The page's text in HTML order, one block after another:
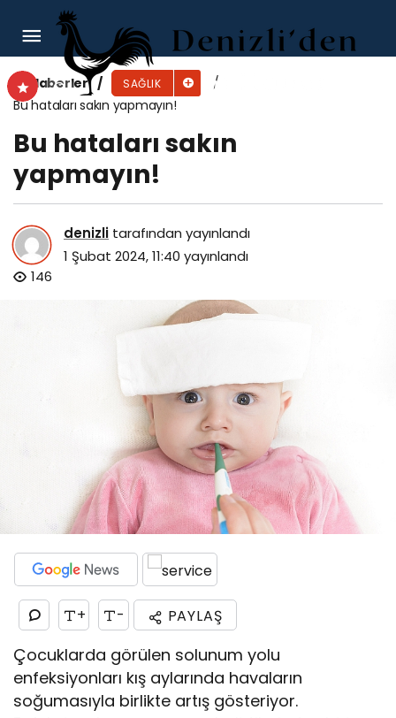
Haberler SAĞLIK
Bu hataları sakın yapmayın!
Bu hataları sakın
yapmayın!
denizli tarafından yayınlandı
1 Şubat 2024, 11:40 yayınlandı
146
+ - PAYLAŞ
Çocuklarda görülen solunum yolu
enfeksiyonları kış aylarında havaların
soğumasıyla birlikte artış gösteriyor.
Doç. Dr. Er Güneri “Afet sonrası menstrüel
hijyen eksikliği kadınların üreme sağlığını